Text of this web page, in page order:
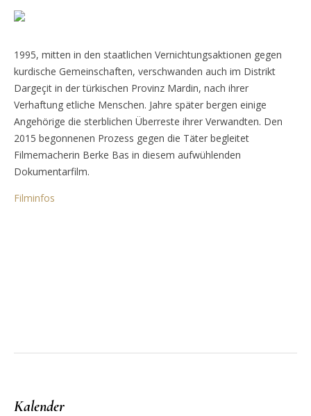
1995, mitten in den staatlichen Vernichtungsaktionen gegen
kurdische Gemeinschaften, verschwanden auch im Distrikt
Dargeçit in der türkischen Provinz Mardin, nach ihrer
Verhaftung etliche Menschen. Jahre später bergen einige
Angehörige die sterblichen Überreste ihrer Verwandten. Den
2015 begonnenen Prozess gegen die Täter begleitet
Filmemacherin Berke Bas in diesem aufwühlenden
Dokumentarfilm.
Filminfos
Kalender